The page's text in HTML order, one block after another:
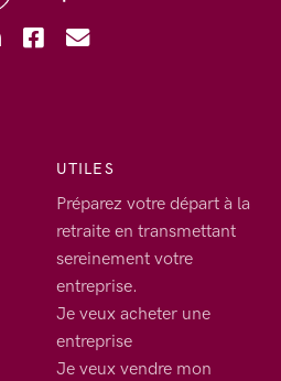
UTILES
Préparez votre départ à la
retraite en transmettant
sereinement votre
entreprise.
Je veux acheter une
entreprise
Je veux vendre mon